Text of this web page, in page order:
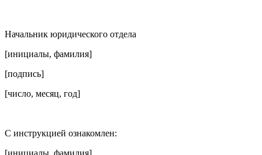
Начальник юридического отдела
[инициалы, фамилия]
[подпись]
[число, месяц, год]
С инструкцией ознакомлен:
[инициалы, фамилия]